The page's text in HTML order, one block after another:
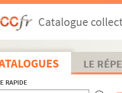
Catalogue
LE
RAPIDE
52. Duparc, Henri (compositeur).
53-60. Dupaty, Louis-Emmanuel
61. Duperier, Jean-Henry-Victor.
62. Duperray, Élie. Attestation
63-64. Duperré, Victor-Auguste
65-66. Duperré, Victor-Guy (amiral et